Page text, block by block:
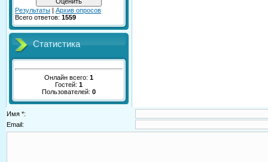
Результаты | Архив опросов
Всего ответов: 1559
Статистика
Онлайн всего: 1
Гостей: 1
Пользователей: 0
Имя *:
Email: